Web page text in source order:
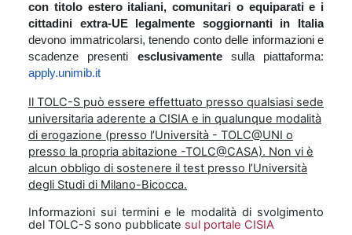
con titolo estero italiani, comunitari o equiparati e i
cittadini extra-UE legalmente soggiornanti in Italia
devono immatricolarsi, tenendo conto delle informazioni e
scadenze presenti esclusivamente sulla piattaforma:
apply.unimib.it
Il TOLC-S può essere effettuato presso qualsiasi sede
universitaria aderente a CISIA e in qualunque modalità
di erogazione (presso l’Università - TOLC@UNI o
presso la propria abitazione -TOLC@CASA). Non vi è
alcun obbligo di sostenere il test presso l’Università
degli Studi di Milano-Bicocca.
Informazioni sui termini e le modalità di svolgimento
del TOLC-S sono pubblicate sul portale CISIA